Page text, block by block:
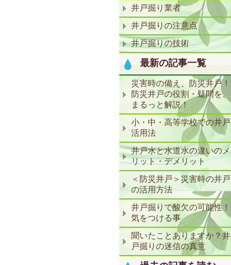
井戸掘り業者
井戸掘りの注意点
井戸掘りの技術
最新の記事一覧
災害時の備え、防災井戸！
防災井戸の役割・疑問を、
まるっと解説！
小・中・高等学校での井戸
活用法
井戸水と水道水の違いのメ
リット・デメリット
＜防災井戸＞災害時の井戸
の活用方法
井戸掘りで酸欠の可能性！
気をつける事
聞いたことありますか？井
戸掘りの迷信の真意